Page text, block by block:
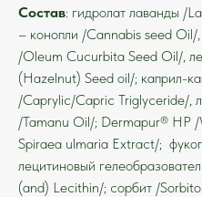
Состав: гидролат лаванды /
– конопли /Cannabis seed
/Oleum Cucurbita Seed Oil/,
(Hazelnut) Seed oil/; каприл-
/Caprylic/Capric Triglyceride/,
/Tamanu Oil/; Dermapur® HP
Spiraea ulmaria Extract/;
лецитиновый
(and) Lecithin/; сорбит /